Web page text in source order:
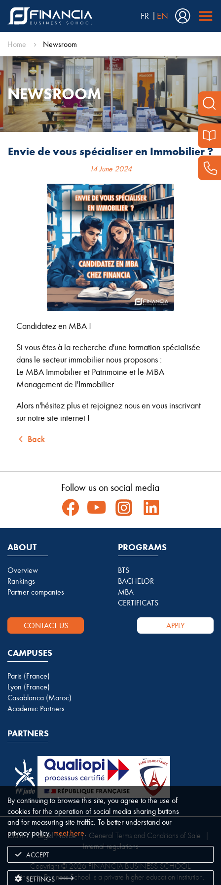
FR EN
Home Newsroom
NEWSROOM
Envie de vous spécialiser en Immobilier ?
14 June 2024
Candidatez en MBA !
Si vous êtes à la recherche d'une formation spécialisée
dans le secteur immobilier nous proposons :
Le MBA Immobilier et Patrimoine et le MBA
Management de l'Immobilier
Alors n'hésitez plus et rejoignez nous en vous inscrivant
sur notre site internet !
Back
Follow us on social media
ABOUT
Overview
Rankings
Partner companies
PROGRAMS
BTS
BACHELOR
MBA
CERTIFICATS
CONTACT US APPLY
CAMPUSES
Paris (France)
Lyon (France)
Casablanca (Maroc)
Academic Partners
PARTNERS
Copyright © 2026 FINANCIA BUSINESS SCHOOL.
Financia Business School is a private higher education institution.
Claim | Legal Notice | General Terms and Conditions of Sale
Internal regulations
By continuing to browse this site, you agree to the use of
cookies for the operation of social media sharing buttons
and for measuring site traffic. To better understand our
privacy policy,meet here.
ACCEPT
SETTINGS